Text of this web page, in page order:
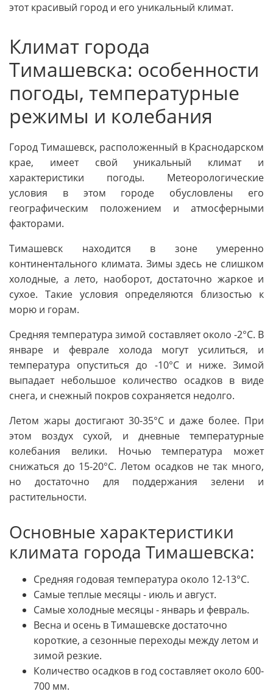
этот красивый город и его уникальный климат.
Климат города
Тимашевска: особенности
погоды, температурные
режимы и колебания
Город Тимашевск, расположенный в Краснодарском
крае, имеет свой уникальный климат и
характеристики погоды. Метеорологические
условия в этом городе обусловлены его
географическим положением и атмосферными
факторами.
Тимашевск находится в зоне умеренно
континентального климата. Зимы здесь не слишком
холодные, а лето, наоборот, достаточно жаркое и
сухое. Такие условия определяются близостью к
морю и горам.
Средняя температура зимой составляет около -2°С. В
январе и феврале холода могут усилиться, и
температура опуститься до -10°С и ниже. Зимой
выпадает небольшое количество осадков в виде
снега, и снежный покров сохраняется недолго.
Летом жары достигают 30-35°С и даже более. При
этом воздух сухой, и дневные температурные
колебания велики. Ночью температура может
снижаться до 15-20°С. Летом осадков не так много,
но достаточно для поддержания зелени и
растительности.
Основные характеристики
климата города Тимашевска:
Средняя годовая температура около 12-13°С.
Самые теплые месяцы - июль и август.
Самые холодные месяцы - январь и февраль.
Весна и осень в Тимашевске достаточно
короткие, а сезонные переходы между летом и
зимой резкие.
Количество осадков в год составляет около 600-
700 мм.